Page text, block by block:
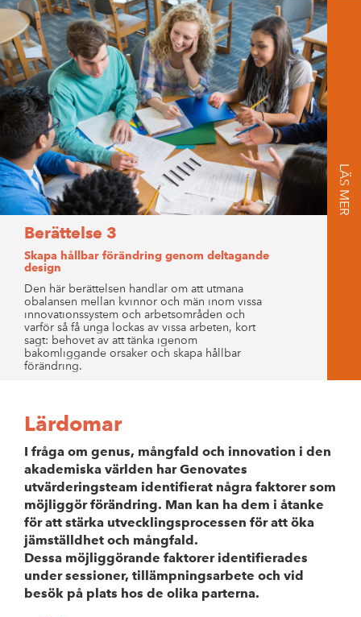
Berättelse 3
Skapa hållbar förändring genom deltagande
design
Den här berättelsen handlar om att utmana
obalansen mellan kvinnor och män inom vissa
innovationssystem och arbetsområden och
varför så få unga lockas av vissa arbeten, kort
sagt: behovet av att tänka igenom
bakomliggande orsaker och skapa hållbar
förändring.
LÄS MER
Lärdomar
I fråga om genus, mångfald och innovation i den
akademiska världen har Genovates
utvärderingsteam identifierat några faktorer som
möjliggör förändring. Man kan ha dem i åtanke
för att stärka utvecklingsprocessen för att öka
jämställdhet och mångfald.
Dessa möjliggörande faktorer identifierades
under sessioner, tillämpningsarbete och vid
besök på plats hos de olika parterna.